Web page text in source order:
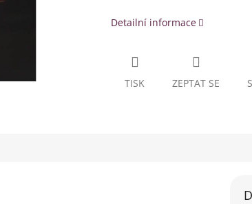
Detailní informace
TISK ZEPTAT SE